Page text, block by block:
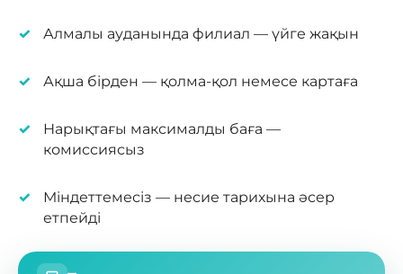
Алмалы ауданында филиал — үйге жақын
Ақша бірден — қолма-қол немесе картаға
Нарықтағы максималды баға —
комиссиясыз
Міндеттемесіз — несие тарихына әсер
етпейді